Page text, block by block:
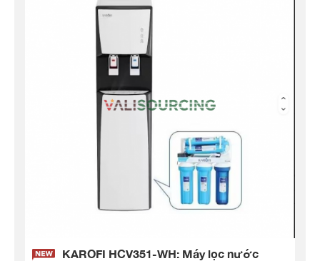
KAROFI HCV351-WH: Máy lọc nước